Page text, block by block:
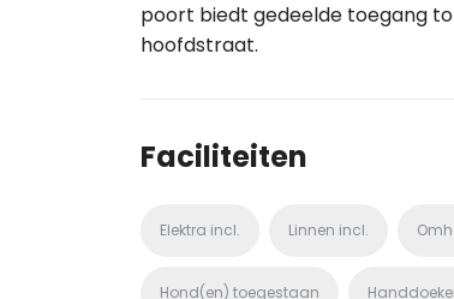
poort biedt gedeelde toegang
hoofdstraat.
Faciliteiten
Elektra incl. Linnen incl.
Hond(en) toegestaan